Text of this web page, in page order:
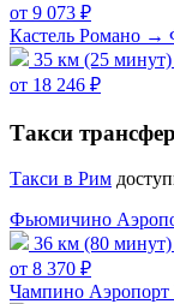
от 9 073 ₽
Кастель Романо
35 км (25 минут)
от 18 246 ₽
Такси
Такси в Рим
Фьюмичино
36 км (80 минут)
от 8 370 ₽
Чампино